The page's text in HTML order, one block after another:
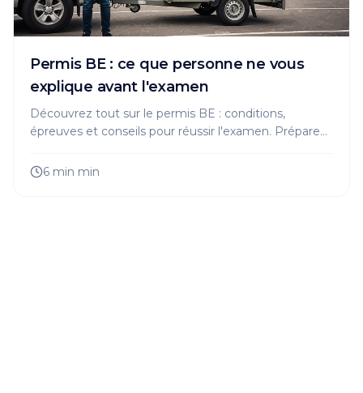
Permis BE : ce que personne ne vous
explique avant l'examen
Découvrez tout sur le permis BE : conditions,
épreuves et conseils pour réussir l'examen. Préparez-
6 min min